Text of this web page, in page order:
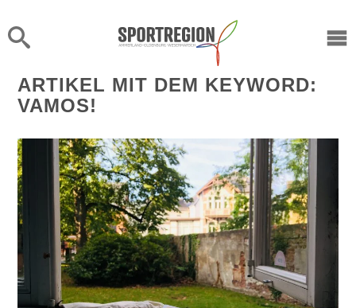
ARTIKEL MIT DEM KEYWORD:
VAMOS!